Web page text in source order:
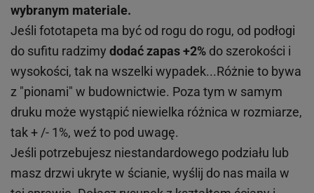
wybranym materiale.
Jeśli fototapeta ma być od rogu do rogu, od podłogi
do sufitu radzimy dodać zapas +2% do szerokości i
wysokości, tak na wszelki wypadek...Różnie to bywa
z "pionami" w budownictwie. Poza tym w samym
druku może wystąpić niewielka różnica w rozmiarze,
tak + /- 1%, weź to pod uwagę.
Jeśli potrzebujesz niestandardowego podziału lub
masz drzwi ukryte w ścianie, wyślij do nas maila w